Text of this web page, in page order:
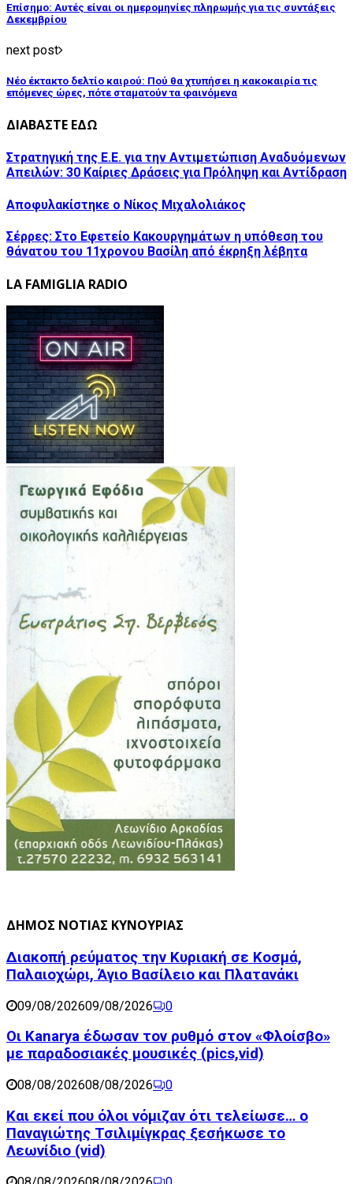
Επίσημο: Αυτές είναι οι ημερομηνίες πληρωμής για τις συντάξεις
Δεκεμβρίου
next post
Νέο έκτακτο δελτίο καιρού: Πού θα χτυπήσει η κακοκαιρία τις
επόμενες ώρες, πότε σταματούν τα φαινόμενα
ΔΙΑΒΑΣΤΕ ΕΔΩ
Στρατηγική της Ε.Ε. για την Αντιμετώπιση Αναδυόμενων
Απειλών: 30 Καίριες Δράσεις για Πρόληψη και Αντίδραση
Αποφυλακίστηκε ο Νίκος Μιχαλολιάκος
Σέρρες: Στο Εφετείο Κακουργημάτων η υπόθεση του
θάνατου του 11χρονου Βασίλη από έκρηξη λέβητα
LA FAMIGLIA RADIO
ΔΗΜΟΣ ΝΟΤΙΑΣ ΚΥΝΟΥΡΙΑΣ
Διακοπή ρεύματος την Κυριακή σε Κοσμά,
Παλαιοχώρι, Άγιο Βασίλειο και Πλατανάκι
09/08/202609/08/2026 0
Οι Kanarya έδωσαν τον ρυθμό στον «Φλοίσβο»
με παραδοσιακές μουσικές (pics,vid)
08/08/202608/08/2026 0
Και εκεί που όλοι νόμιζαν ότι τελείωσε… ο
Παναγιώτης Τσιλιμίγκρας ξεσήκωσε το
Λεωνίδιο (vid)